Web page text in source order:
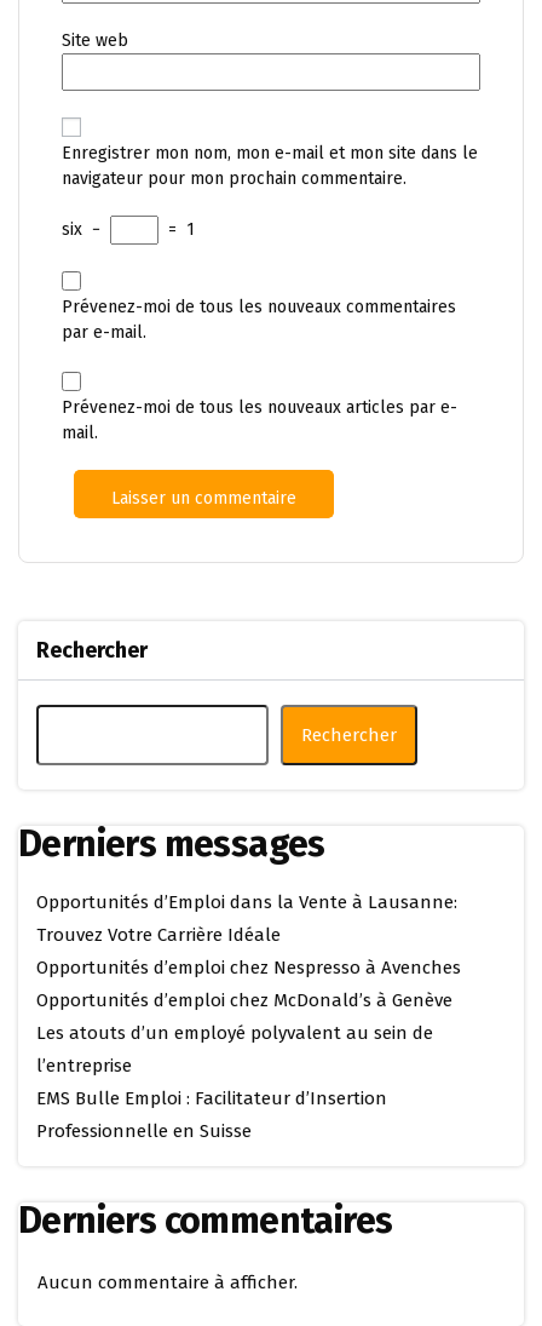
Site web
Enregistrer mon nom, mon e-mail et mon site dans le
navigateur pour mon prochain commentaire.
six − = 1
Prévenez-moi de tous les nouveaux commentaires
par e-mail.
Prévenez-moi de tous les nouveaux articles par e-
mail.
Rechercher
Rechercher
Derniers messages
Opportunités d’Emploi dans la Vente à Lausanne:
Trouvez Votre Carrière Idéale
Opportunités d’emploi chez Nespresso à Avenches
Opportunités d’emploi chez McDonald’s à Genève
Les atouts d’un employé polyvalent au sein de
l’entreprise
EMS Bulle Emploi : Facilitateur d’Insertion
Professionnelle en Suisse
Derniers commentaires
Aucun commentaire à afficher.